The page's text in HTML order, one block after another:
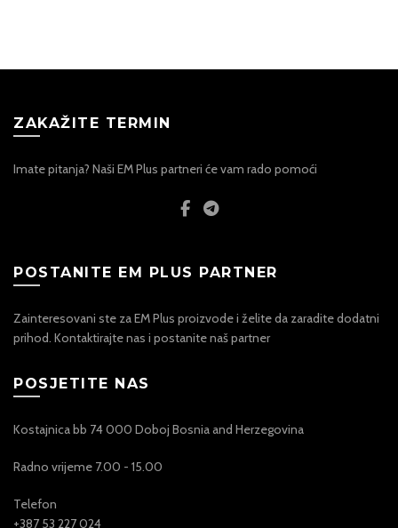
ZAKAŽITE TERMIN
Imate pitanja? Naši EM Plus partneri će vam rado pomoći
POSTANITE EM PLUS PARTNER
Zainteresovani ste za EM Plus proizvode i želite da zaradite dodatni
prihod. Kontaktirajte nas i postanite naš partner
POSJETITE NAS
Kostajnica bb 74 000 Doboj Bosnia and Herzegovina
Radno vrijeme 7.00 - 15.00
Telefon
+387 53 227 024